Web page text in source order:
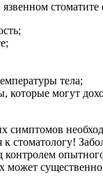
стоматите
тела;
которые могут
симптомов
к стоматологу!
может